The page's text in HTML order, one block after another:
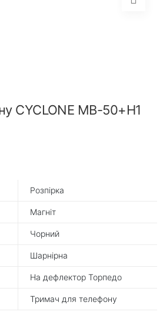
CYCLONE MB-50+H1
Розпірка
Магніт
Чорний
Шарнірна
На дефлектор Торпедо
Тримач для телефону